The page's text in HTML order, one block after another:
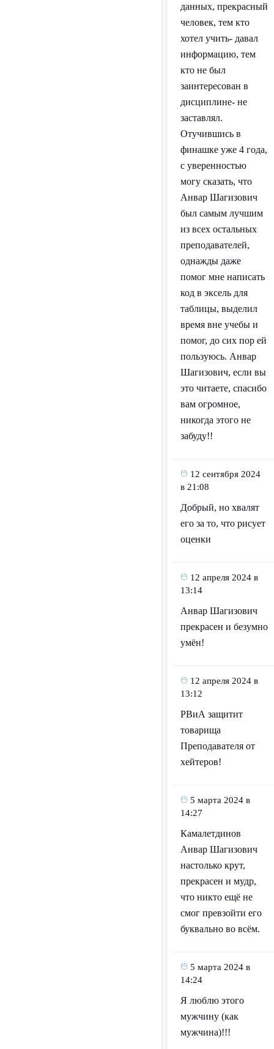
данных, прекрасный
человек, тем кто
хотел учить- давал
информацию, тем
кто не был
заинтересован в
дисциплине- не
заставлял.
Отучившись в
финашке уже 4 года,
с уверенностью
могу сказать, что
Анвар Шагизович
был самым лучшим
из всех остальных
преподавателей,
однажды даже
помог мне написать
код в эксель для
таблицы, выделил
время вне учебы и
помог, до сих пор ей
пользуюсь. Анвар
Шагизович, если вы
это читаете, спасибо
вам огромное,
никогда этого не
забуду!!
12 сентября 2024
в 21:08
Добрый, но хвалят
его за то, что рисует
оценки
12 апреля 2024 в
13:14
Анвар Шагизович
прекрасен и безумно
умён!
12 апреля 2024 в
13:12
РВиА защитит
товарища
Преподавателя от
хейтеров!
5 марта 2024 в
14:27
Камалетдинов
Анвар Шагизович
настолько крут,
прекрасен и мудр,
что никто ещё не
смог превзойти его
буквально во всём.
5 марта 2024 в
14:24
Я люблю этого
мужчину (как
мужчина)!!!